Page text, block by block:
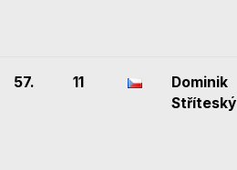
57. 11
Dominik
Stříteský